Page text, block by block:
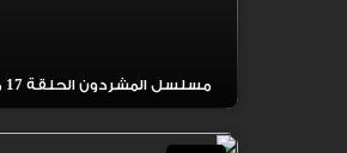
مسلسل المشردون الحلقة 17 مترجمة